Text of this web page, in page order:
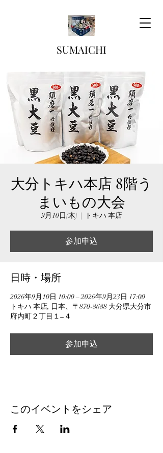
SUMAICHI
大分トキハ本店 8階う
まいもの大会
9月10日(木)
  |
トキハ 本店
参加申込
日時・場所
2026年9月10日 10:00 – 2026年9月23日 17:00
トキハ 本店, 日本、〒870-8688 大分県大分市
府内町２丁目１−４
参加申込
このイベントをシェア